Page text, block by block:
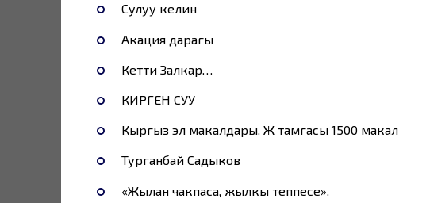
Сулуу келин
Акация дарагы
Кетти Залкар…
КИРГЕН СУУ
Кыргыз эл макалдары. Ж тамгасы 1500 макал
Турганбай Садыков
«Жылан чакпаса, жылкы теппесе».